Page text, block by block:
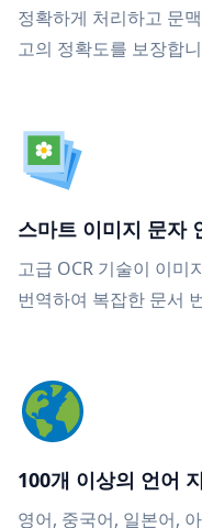
정확하게 처리하고 문
고의 정확도를 보장합
스마트 이미지 문자
고급 OCR 기술이 이미
번역하여 복잡한 문서
100개 이상의 언어
영어, 중국어, 일본어,